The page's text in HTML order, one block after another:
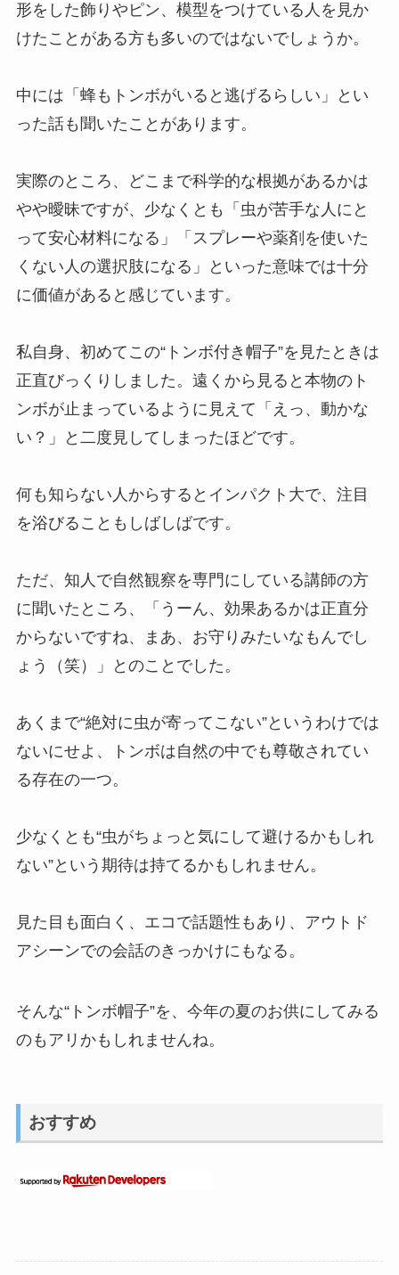
形をした飾りやピン、模型をつけている人を見か
けたことがある方も多いのではないでしょうか。
中には「蜂もトンボがいると逃げるらしい」とい
った話も聞いたことがあります。
実際のところ、どこまで科学的な根拠があるかは
やや曖昧ですが、少なくとも「虫が苦手な人にと
って安心材料になる」「スプレーや薬剤を使いた
くない人の選択肢になる」といった意味では十分
に価値があると感じています。
私自身、初めてこの“トンボ付き帽子”を見たときは
正直びっくりしました。遠くから見ると本物のト
ンボが止まっているように見えて「えっ、動かな
い？」と二度見してしまったほどです。
何も知らない人からするとインパクト大で、注目
を浴びることもしばしばです。
ただ、知人で自然観察を専門にしている講師の方
に聞いたところ、「うーん、効果あるかは正直分
からないですね、まあ、お守りみたいなもんでし
ょう（笑）」とのことでした。
あくまで“絶対に虫が寄ってこない”というわけでは
ないにせよ、トンボは自然の中でも尊敬されてい
る存在の一つ。
少なくとも“虫がちょっと気にして避けるかもしれ
ない”という期待は持てるかもしれません。
見た目も面白く、エコで話題性もあり、アウトド
アシーンでの会話のきっかけにもなる。
そんな“トンボ帽子”を、今年の夏のお供にしてみる
のもアリかもしれませんね。
おすすめ